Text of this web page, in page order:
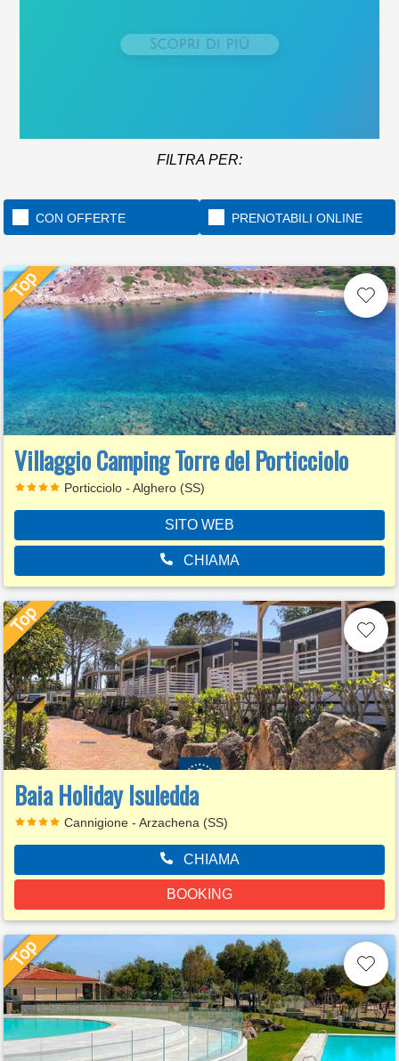
Scopri di più
Scopri di più
FILTRA PER:
CON OFFERTE PRENOTABILI ONLINE
Villaggio Camping Torre del Porticciolo
Porticciolo - Alghero (SS)
SITO WEB
CHIAMA
Baia Holiday Isuledda
Cannigione - Arzachena (SS)
CHIAMA
BOOKING